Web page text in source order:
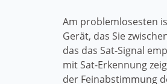
Am problemlosesten
Gerät, das Sie
das das Sat-Signal
mit Sat-Erkennung
der Feinabstimmung